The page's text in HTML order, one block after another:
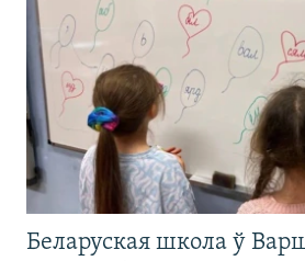
Беларуская школа ў